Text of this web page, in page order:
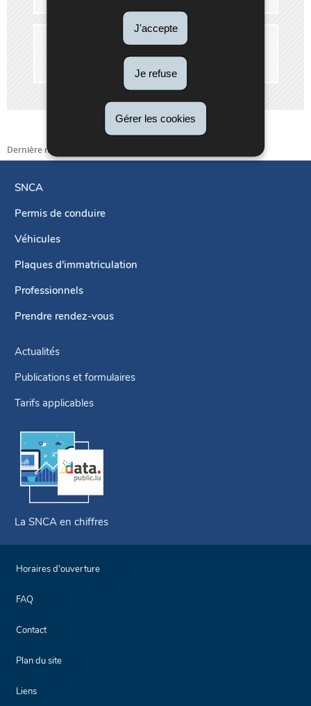
J'accepte
Je refuse
Gérer les cookies
Accessibilité
Dernière mise à jour
Menu
de
navigation
SNCA
Permis de conduire
Véhicules
Plaques d'immatriculation
Professionnels
Prendre rendez-vous
Actualités
Publications et formulaires
Tarifs applicables
La SNCA en chiffres
Horaires d'ouverture
FAQ
Contact
Plan du site
Liens